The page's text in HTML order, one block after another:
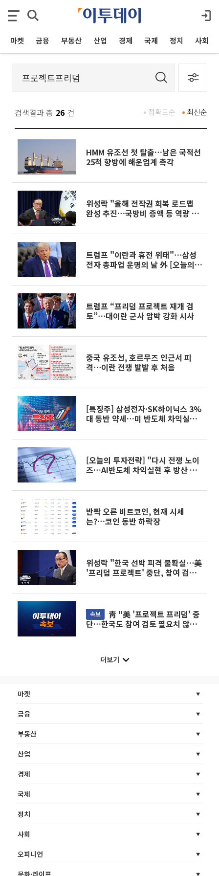
마켓 금융 부동산 산업 경제 국제 정치 사회
검색결과 총 26 건 최신순
정확도순
HMM 유조선 첫 탈출…남은 국적선
25척 향방에 해운업계 촉각
위성락 "올해 전작권 회복 로드맵
완성 추진…국방비 증액 등 역량 강
트럼프 "이란과 휴전 위태"⋯삼성
전자 총파업 운명의 날 外 [오늘의
트럼프 “프리덤 프로젝트 재개 검
토”⋯대이란 군사 압박 강화 시사
중국 유조선, 호르무즈 인근서 피
격⋯이란 전쟁 발발 후 처음
[특징주] 삼성전자·SK하이닉스 3%
대 동반 약세…미 반도체 차익실현·
[오늘의 투자전략] "다시 전쟁 노이
즈…AI반도체 차익실현 후 방산 등
반짝 오른 비트코인, 현재 시세
는?…코인 동반 하락장
위성락 "한국 선박 피격 불확실⋯美
'프리덤 프로젝트' 중단, 참여 검토
속보
단…한국도 참여 검토 필요치 않게
더보기
마켓
금융
부동산
산업
경제
국제
정치
사회
오피니언
문화·라이프